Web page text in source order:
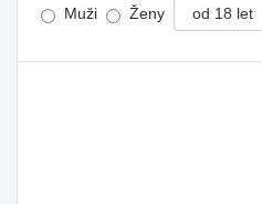
Muži Ženy